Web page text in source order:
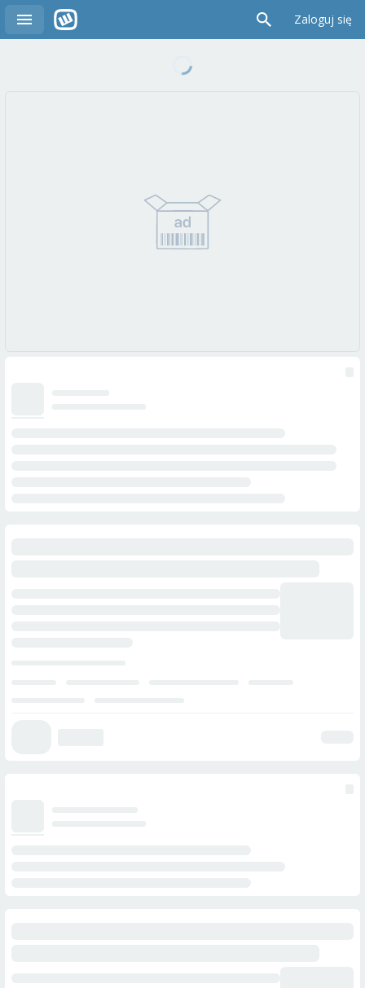
Zaloguj się